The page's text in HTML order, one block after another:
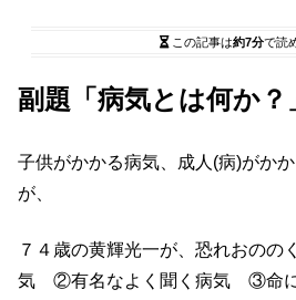
この記事は約7分で読
副題「病気とは何か？
子供がかかる病気、成人(病)がか
が、
７４歳の黄輝光一が、恐れおの
気 ②有名なよく聞く病気 ③命に